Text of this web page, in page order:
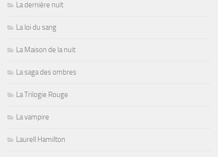
La dernière nuit
La loi du sang
La Maison de la nuit
La saga des ombres
La Trilogie Rouge
La vampire
Laurell Hamilton